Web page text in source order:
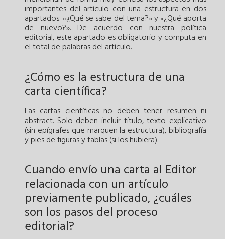
importantes del artículo con una estructura en dos
apartados: «¿Qué se sabe del tema?» y «¿Qué aporta
de nuevo?». De acuerdo con nuestra política
editorial, este apartado es obligatorio y computa en
el total de palabras del artículo.
¿Cómo es la estructura de una
carta científica?
Las cartas científicas no deben tener resumen ni
abstract. Solo deben incluir título, texto explicativo
(sin epígrafes que marquen la estructura), bibliografía
y pies de figuras y tablas (si los hubiera).
Cuando envío una carta al Editor
relacionada con un artículo
previamente publicado, ¿cuáles
son los pasos del proceso
editorial?